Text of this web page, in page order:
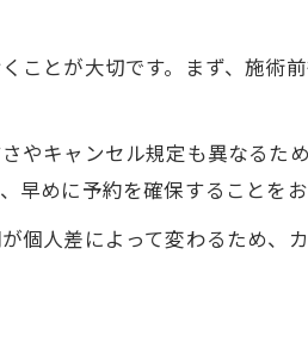
ことが大切です。まず、施術
やキャンセル規定も異なる
めに予約を確保することをお
個人差によって変わるため、